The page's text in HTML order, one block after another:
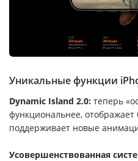
Уникальные функции
Dynamic Island 2.0: теперь
функциональнее,
поддерживает новые
Усовершенствованная